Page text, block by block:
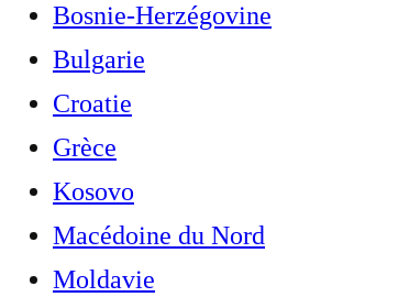
Bosnie-Herzégovine
Bulgarie
Croatie
Grèce
Kosovo
Macédoine du Nord
Moldavie